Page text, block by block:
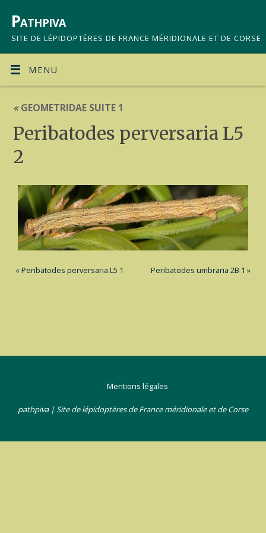
Pathpiva
SITE DE LÉPIDOPTÈRES DE FRANCE MÉRIDIONALE ET DE CORSE
MENU
«GEOMETRIDAE SUITE 1
Peribatodes perversaria L5
2
«Peribatodes perversaria L5 1 Peribatodes umbraria 2B 1 »
Mentions légales
pathpiva | Site de lépidoptères de France méridionale et de Corse